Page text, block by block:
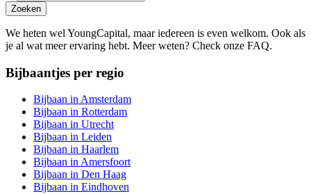
Zoeken
We heten wel YoungCapital, maar iedereen is even welkom. Ook als
je al wat meer ervaring hebt. Meer weten? Check onze FAQ.
Bijbaantjes per regio
Bijbaan in Amsterdam
Bijbaan in Rotterdam
Bijbaan in Utrecht
Bijbaan in Leiden
Bijbaan in Haarlem
Bijbaan in Amersfoort
Bijbaan in Den Haag
Bijbaan in Eindhoven